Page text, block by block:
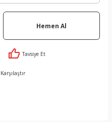
Hemen Al
Tavsiye Et
Karşılaştır